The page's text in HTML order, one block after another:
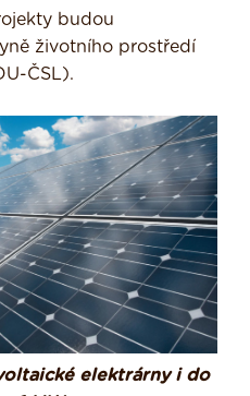
budou
životního prostředí
ČSL).
elektrárny i do